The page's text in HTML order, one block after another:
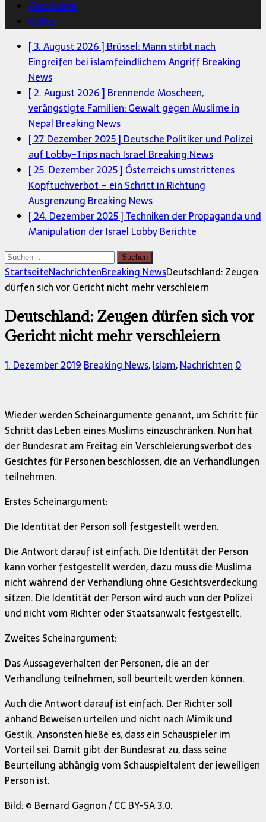
Geschichte
Kultur
[ 3. August 2026 ] Brüssel: Mann stirbt nach
Eingreifen bei islamfeindlichem AngriffBreaking
News
[ 2. August 2026 ] Brennende Moscheen,
verängstigte Familien: Gewalt gegen Muslime in
Nepal Breaking News
[ 27. Dezember 2025 ] Deutsche Politiker und Polizei
auf Lobby-Trips nach Israel Breaking News
[ 25. Dezember 2025 ] Österreichs umstrittenes
Kopftuchverbot – ein Schritt in Richtung
Ausgrenzung Breaking News
[ 24. Dezember 2025 ]Techniken der Propaganda und
Manipulation der Israel LobbyBerichte
Suchen
nach:
StartseiteNachrichtenBreaking NewsDeutschland: Zeugen
dürfen sich vor Gericht nicht mehr verschleiern
Deutschland: Zeugen dürfen sich vor
Gericht nicht mehr verschleiern
1. Dezember 2019Breaking News,Islam,Nachrichten0
Wieder werden Scheinargumente genannt, um Schritt für
Schritt das Leben eines Muslims einzuschränken. Nun hat
der Bundesrat am Freitag ein Verschleierungsverbot des
Gesichtes für Personen beschlossen, die an Verhandlungen
teilnehmen.
Erstes Scheinargument:
Die Identität der Person soll festgestellt werden.
Die Antwort darauf ist einfach. Die Identität der Person
kann vorher festgestellt werden, dazu muss die Muslima
nicht während der Verhandlung ohne Gesichtsverdeckung
sitzen. Die Identität der Person wird auch von der Polizei
und nicht vom Richter oder Staatsanwalt festgestellt.
Zweites Scheinargument:
Das Aussageverhalten der Personen, die an der
Verhandlung teilnehmen, soll beurteilt werden können.
Auch die Antwort darauf ist einfach. Der Richter soll
anhand Beweisen urteilen und nicht nach Mimik und
Gestik. Ansonsten hieße es, dass ein Schauspieler im
Vorteil sei. Damit gibt der Bundesrat zu, dass seine
Beurteilung abhängig vom Schauspieltalent der jeweiligen
Person ist.
Bild: © Bernard Gagnon / CC BY-SA 3.0.